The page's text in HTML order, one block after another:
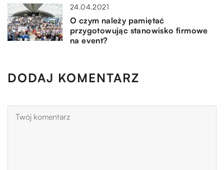
24.04.2021
O czym należy pamiętać
przygotowując stanowisko firmowe
na event?
DODAJ KOMENTARZ